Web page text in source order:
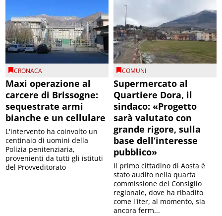
CRONACA
Maxi operazione al
carcere di Brissogne:
sequestrate armi
bianche e un cellulare
L'intervento ha coinvolto un
centinaio di uomini della
Polizia penitenziaria,
provenienti da tutti gli istituti
del Provveditorato
COMUNI
Supermercato al
Quartiere Dora, il
sindaco: «Progetto
sarà valutato con
grande rigore, sulla
base dell’interesse
pubblico»
Il primo cittadino di Aosta è
stato audito nella quarta
commissione del Consiglio
regionale, dove ha ribadito
come l'iter, al momento, sia
ancora ferm...